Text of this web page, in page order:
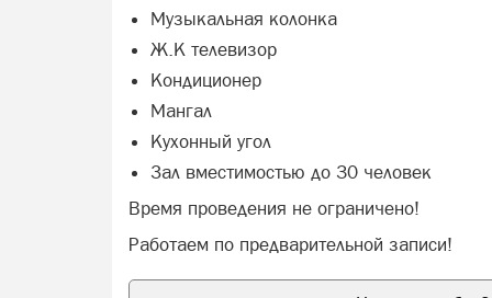
Музыкальная колонка
Ж.К телевизор
Кондиционер
Мангал
Кухонный угол
Зал вместимостью до 30 человек
Время проведения не ограничено!
Работаем по предварительной записи!